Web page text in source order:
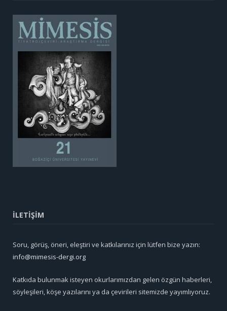
İLETİŞİM
Soru, görüş, öneri, eleştiri ve katkılarınız için lütfen bize yazın:
info@mimesis-dergi.org
Katkıda bulunmak isteyen okurlarımızdan gelen özgün haberleri,
söyleşileri, köşe yazılarını ya da çevirileri sitemizde yayımlıyoruz.